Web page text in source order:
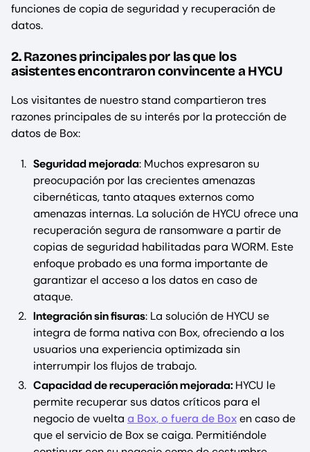
funciones de copia de seguridad y recuperación de
datos.
2. Razones principales por las que los
asistentes encontraron convincente a HYCU
Los visitantes de nuestro stand compartieron tres
razones principales de su interés por la protección de
datos de Box:
Seguridad mejorada: Muchos expresaron su
preocupación por las crecientes amenazas
cibernéticas, tanto ataques externos como
amenazas internas. La solución de HYCU ofrece una
recuperación segura de ransomware a partir de
copias de seguridad habilitadas para WORM. Este
enfoque probado es una forma importante de
garantizar el acceso a los datos en caso de
ataque.
Integración sin fisuras: La solución de HYCU se
integra de forma nativa con Box, ofreciendo a los
usuarios una experiencia optimizada sin
interrumpir los flujos de trabajo.
Capacidad de recuperación mejorada:HYCU le
permite recuperar sus datos críticos para el
negocio de vuelta a Box, o fuera de Boxen caso de
que el servicio de Box se caiga. Permitiéndole